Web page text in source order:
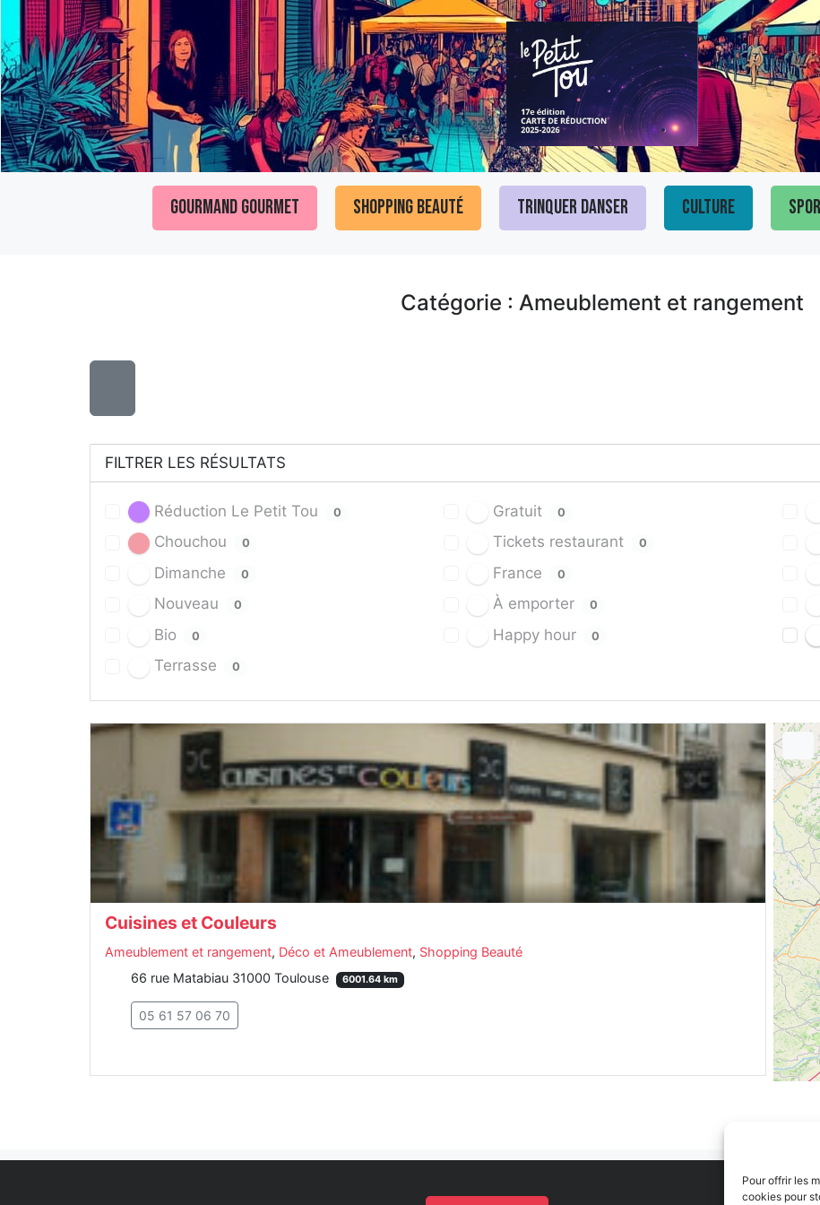
Pour offrir les
cookies pour
Gourmand Gourmet Shopping Beauté Trinquer Danser Culture
Catégorie : Ameublement et rangement
FILTRER LES RÉSULTATS
Réduction Le Petit Tou 0
Chouchou 0
Dimanche 0
Nouveau 0
Bio 0
Terrasse 0
Gratuit 0
Tickets restaurant 0
France 0
À emporter 0
Happy hour 0
Cuisines et Couleurs
Ameublement et rangement, Déco et Ameublement, Shopping Beauté
66 rue Matabiau 31000 Toulouse
6001.64 km
05 61 57 06 70